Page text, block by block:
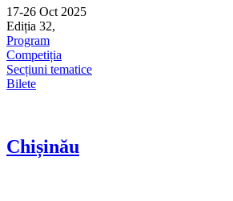
17-26 Oct 2025
Ediția 32,
Program
Competiția
Secțiuni tematice
Bilete
Chișinău